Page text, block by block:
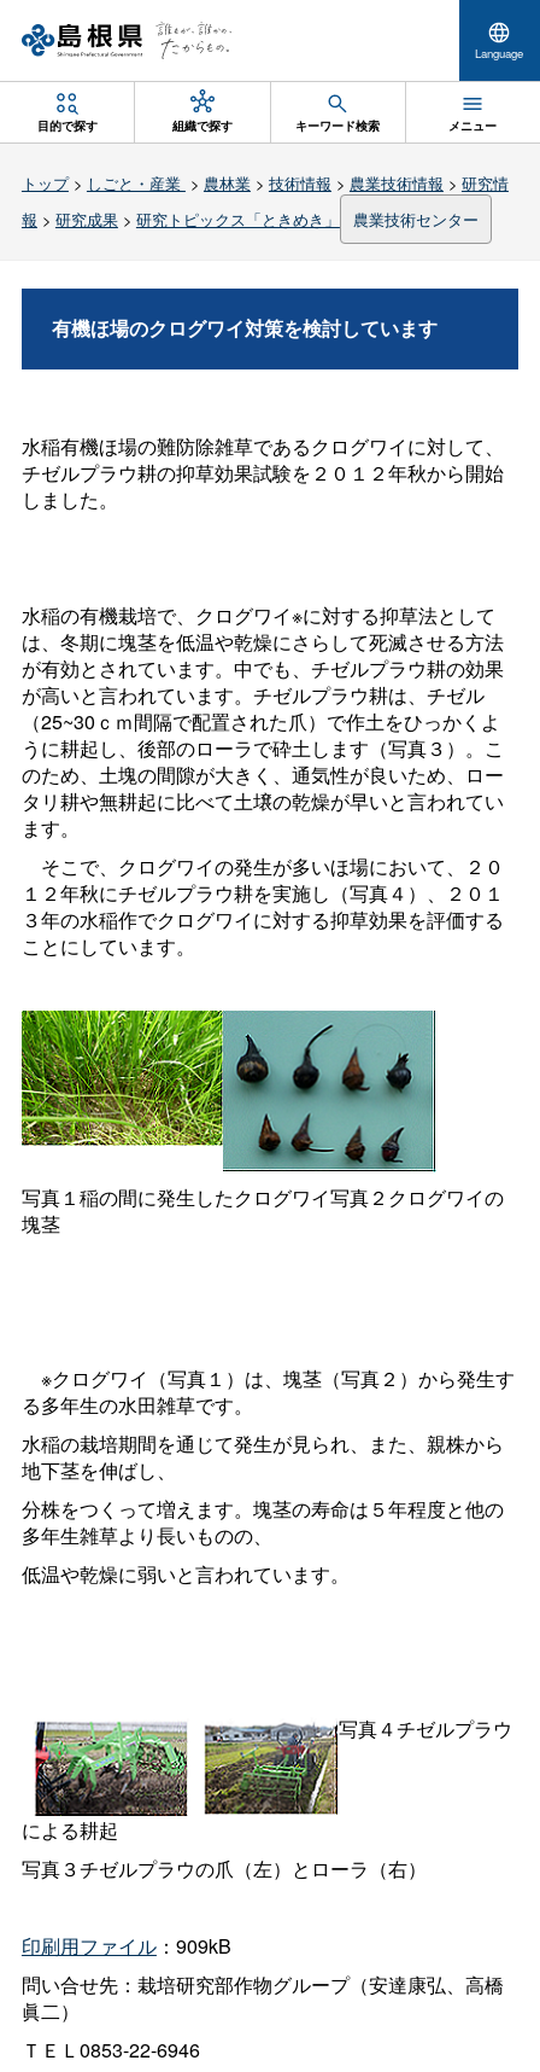
Language
目的で探す 組織で探す キーワード検索 メニュー
トップ> しごと・産業 > 農林業> 技術情報 > 農業技術情報 > 研究情
報 > 研究成果> 研究トピックス「ときめき」 農業技術センター
有機ほ場のクログワイ対策を検討しています
水稲有機ほ場の難防除雑草であるクログワイに対して、
チゼルプラウ耕の抑草効果試験を２０１２年秋から開始
しました。
水稲の有機栽培で、クログワイ※に対する抑草法として
は、冬期に塊茎を低温や乾燥にさらして死滅させる方法
が有効とされています。中でも、チゼルプラウ耕の効果
が高いと言われています。チゼルプラウ耕は、チゼル
（25~30ｃｍ間隔で配置された爪）で作土をひっかくよ
うに耕起し、後部のローラで砕土します（写真３）。こ
のため、土塊の間隙が大きく、通気性が良いため、ロー
タリ耕や無耕起に比べて土壌の乾燥が早いと言われてい
ます。
そこで、クログワイの発生が多いほ場において、２０
１２年秋にチゼルプラウ耕を実施し（写真４）、２０１
３年の水稲作でクログワイに対する抑草効果を評価する
ことにしています。
写真１稲の間に発生したクログワイ写真２クログワイの
塊茎
※クログワイ（写真１）は、塊茎（写真２）から発生す
る多年生の水田雑草です。
水稲の栽培期間を通じて発生が見られ、また、親株から
地下茎を伸ばし、
分株をつくって増えます。塊茎の寿命は５年程度と他の
多年生雑草より長いものの、
低温や乾燥に弱いと言われています。
写真４チゼルプラウ
による耕起
写真３チゼルプラウの爪（左）とローラ（右）
印刷用ファイル：909kB
問い合せ先：栽培研究部作物グループ（安達康弘、高橋
眞二）
ＴＥＬ0853-22-6946